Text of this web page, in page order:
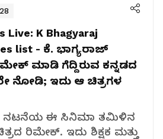
Live: K Bhagyaraj
list - ಕೆ. ಭಾಗ್ಯರಾಜ್
ಮಾಡಿ ಗೆದ್ದಿರುವ ಕನ್ನಡದ
ನೋಡಿ; ಇದು ಆ ಚಿತ್ರಗಳ
ನಟನೆಯ ಈ ಸಿನಿಮಾ ತಮಿಳಿನ
ರಿಮೇಕ್. ಇದು ಶಿಕ್ಷಕ ಮತ್ತು